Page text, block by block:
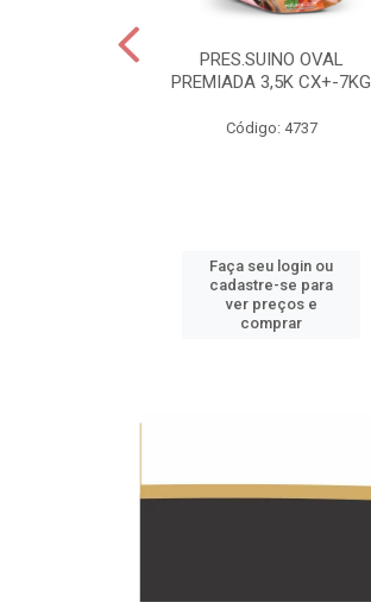
PRES.SUINO OVAL
PREMIADA 3,5K CX+-7KG
Código: 4737
Faça seu login ou
cadastre-se para
ver preços e
comprar